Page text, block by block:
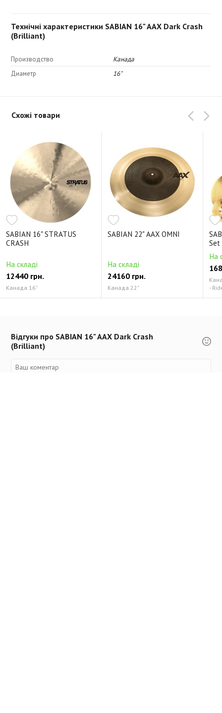
Технічні характеристики SABIAN 16" AAX Dark Crash
(Brilliant)
Производство
Канада
Диаметр
16"
Схожі товари
SABIAN 16" STRATUS
CRASH
На складі
12440 грн.
Канада 16"
SABIAN 22" AAX OMNI
На складі
24160 грн.
Канада 22"
Set
На
-
Відгуки про SABIAN 16" AAX Dark Crash
(Brilliant)